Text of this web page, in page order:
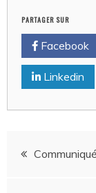
PARTAGER SUR
Facebook
Linkedin
Navigation